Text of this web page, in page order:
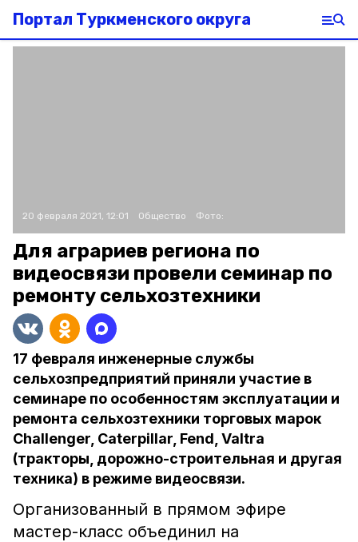
Портал Туркменского округа
20 февраля 2021, 12:01 Общество Фото:
Для аграриев региона по
видеосвязи провели семинар по
ремонту сельхозтехники
17 февраля инженерные службы
сельхозпредприятий приняли участие в
семинаре по особенностям эксплуатации и
ремонта сельхозтехники торговых марок
Challenger, Caterpillar, Fend, Valtra
(тракторы, дорожно-строительная и другая
техника) в режиме видеосвязи.
Организованный в прямом эфире
мастер-класс объединил на